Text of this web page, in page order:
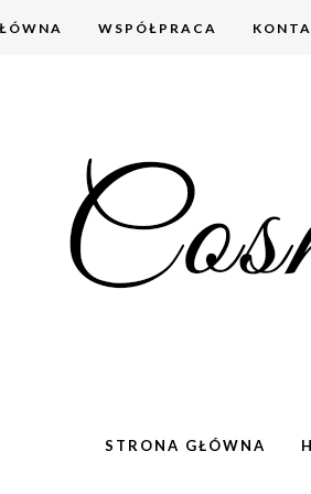
WSPÓŁPRACA
STRONA GŁÓWNA